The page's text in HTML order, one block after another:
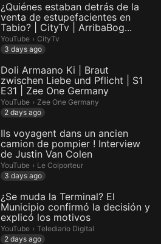
¿Quiénes estaban detrás de la
venta de estupefacientes en
Tabio? | CityTv | ArribaBog...
YouTube › CityTv.
CityTv
3 days ago
Doli Armaano Ki | Braut
zwischen Liebe und Pflicht | S1
E31 | Zee One Germany
YouTube › Zee One Germany.
Zee One Germany
2 days ago
Ils voyagent dans un ancien
camion de pompier ! Interview
de Justin Van Colen
YouTube › Le Colporteur.
Le Colporteur
3 days ago
¿Se muda la Terminal? El
Municipio confirmó la decisión y
explicó los motivos
YouTube › Telediario Digital.
Telediario Digital
2 days ago